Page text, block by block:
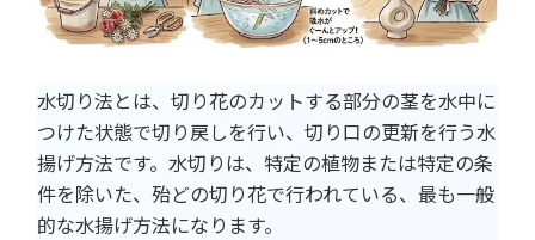
水切り法とは、切り花のカットする部分の茎を水中に
つけた状態で切り戻しを行い、切り口の更新を行う水
揚げ方法です。水切りは、特定の植物または特定の条
件を除いた、殆どの切り花で行われている、最も一般
的な水揚げ方法になります。